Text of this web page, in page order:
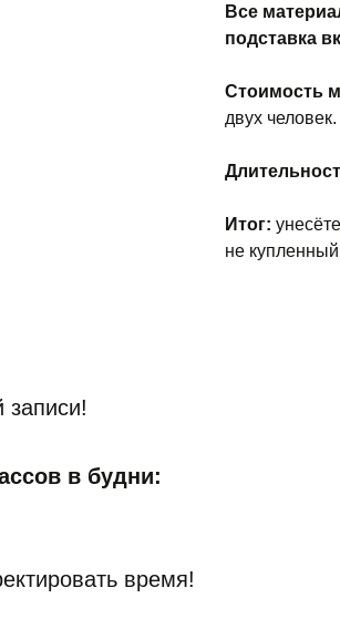
Все
подставка
Стоимость
двух человек.
Итог:
не
записи!
в будни:
время!